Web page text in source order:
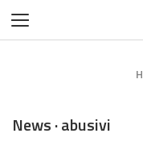
News · abusivi